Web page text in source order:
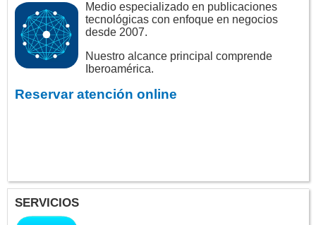
Medio especializado en publicaciones
tecnológicas con enfoque en negocios
desde 2007.
Nuestro alcance principal comprende
Iberoamérica.
Reservar atención online
SERVICIOS